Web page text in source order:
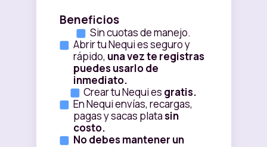
Beneficios
Sin cuotas de manejo.
Abrir tu Nequi es seguro y
rápido, una vez te registras
puedes usarlo de
inmediato.
Crear tu Nequi es gratis.
En Nequi envías, recargas,
pagas y sacas platasin
costo.
No debes mantener un